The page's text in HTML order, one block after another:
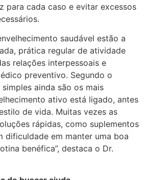
para cada caso e evitar excessos
saudável estão a
prática regular de atividade
relações interpessoais e
preventivo. Segundo o
ainda são os mais
ativo está ligado, antes
de vida. Muitas vezes as
rápidas, como suplementos
dificuldade em manter uma boa
benéfica”, destaca o Dr.